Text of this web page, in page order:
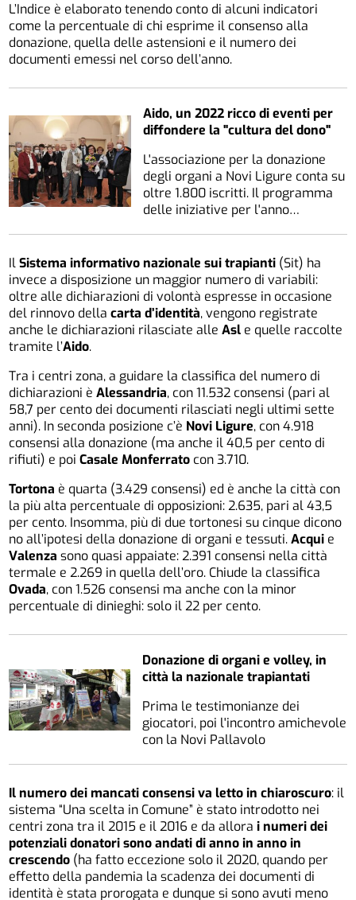
L’Indice è elaborato tenendo conto di alcuni indicatori
come la percentuale di chi esprime il consenso alla
donazione, quella delle astensioni e il numero dei
documenti emessi nel corso dell’anno.
Aido, un 2022 ricco di eventi per
diffondere la "cultura del dono"
L'associazione per la donazione
degli organi a Novi Ligure conta su
oltre 1.800 iscritti. Il programma
delle iniziative per l'anno…
IlSistema informativo nazionale sui trapianti (Sit) ha
invece a disposizione un maggior numero di variabili:
oltre alle dichiarazioni di volontà espresse in occasione
del rinnovo dellacarta d’identità, vengono registrate
anche le dichiarazioni rilasciate alleAsl e quelle raccolte
tramite l’Aido.
Tra i centri zona, a guidare la classifica del numero di
dichiarazioni èAlessandria, con 11.532 consensi (pari al
58,7 per cento dei documenti rilasciati negli ultimi sette
anni). In seconda posizione c’è Novi Ligure, con 4.918
consensi alla donazione (ma anche il 40,5 per cento di
rifiuti) e poiCasale Monferrato con 3.710.
Tortona è quarta (3.429 consensi) ed è anche la città con
la più alta percentuale di opposizioni: 2.635, pari al 43,5
per cento. Insomma, più di due tortonesi su cinque dicono
no all’ipotesi della donazione di organi e tessuti.Acqui e
Valenza sono quasi appaiate: 2.391 consensi nella città
termale e 2.269 in quella dell’oro. Chiude la classifica
Ovada, con 1.526 consensi ma anche con la minor
percentuale di dinieghi: solo il 22 per cento.
Donazione di organi e volley, in
città la nazionale trapiantati
Prima le testimonianze dei
giocatori, poi l'incontro amichevole
con la Novi Pallavolo
Il numero dei mancati consensi va letto in chiaroscuro: il
sistema “Una scelta in Comune” è stato introdotto nei
centri zona tra il 2015 e il 2016 e da allorai numeri dei
potenziali donatori sono andati di anno in anno in
crescendo (ha fatto eccezione solo il 2020, quando per
effetto della pandemia la scadenza dei documenti di
identità è stata prorogata e dunque si sono avuti meno